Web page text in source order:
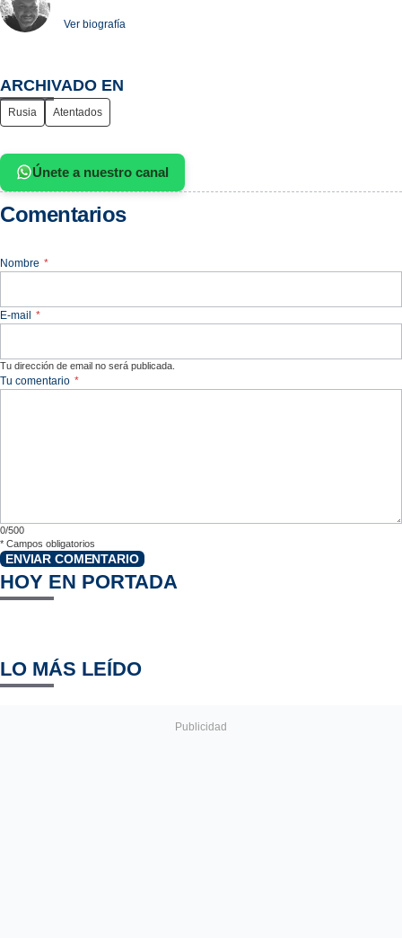
Ver biografía
ARCHIVADO EN
Rusia Atentados
Únete a nuestro canal
Comentarios
Nombre *
E-mail *
Tu dirección de email no será publicada.
Tu comentario *
0/500
* Campos obligatorios
ENVIAR COMENTARIO
HOY EN PORTADA
LO MÁS LEÍDO